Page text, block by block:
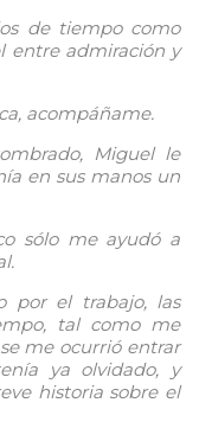
de tiempo como
entre admiración y
acompáñame.
Miguel le
en sus manos un
sólo me ayudó a
por el trabajo, las
tal como me
me ocurrió entrar
ya olvidado, y
historia sobre el